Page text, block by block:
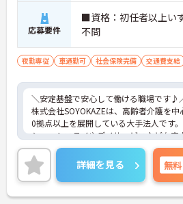
応募要件
■資格：初任者以上
不問
夜勤専従 車通勤可 社会保険完備 交通費支給
＼安定基盤で安心して働ける職場です♪
株式会社SOYOKAZEは、高齢者介護を中
0拠点以上を展開している大手法人です。
ショートステイやデイサービスなど在宅
があり、地域に根ざしたサービス提供を
います。
多職種が連携しながら利用者様の生活全
体制が整っており、日中から夜間まで一
に関われる環境です。
詳細を見る 無料